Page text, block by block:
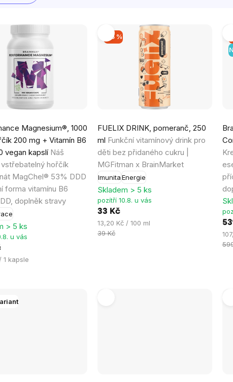
Magnesium®, 1000
200 mg + Vitamín B6
vegan kapslí Náš
hořčík
MagChel® 53% DDD
forma vitamínu B6
doplněk stravy
> 5 ks
u vás
1 kapsle
–15 %
FUELIX DRINK, pomeranč, 250
ml Funkční vitamínový drink pro
děti bez přidaného cukru |
MGFitman x BrainMarket
Imunita Energie
hodnocení
produktu
je
4,2
z
5
hvězdiček.
Skladem > 5 ks
pozítří 10.8. u vás
33 Kč
Měrná
cena:
13,20 Kč / 100 ml
39 Kč
je
z
5